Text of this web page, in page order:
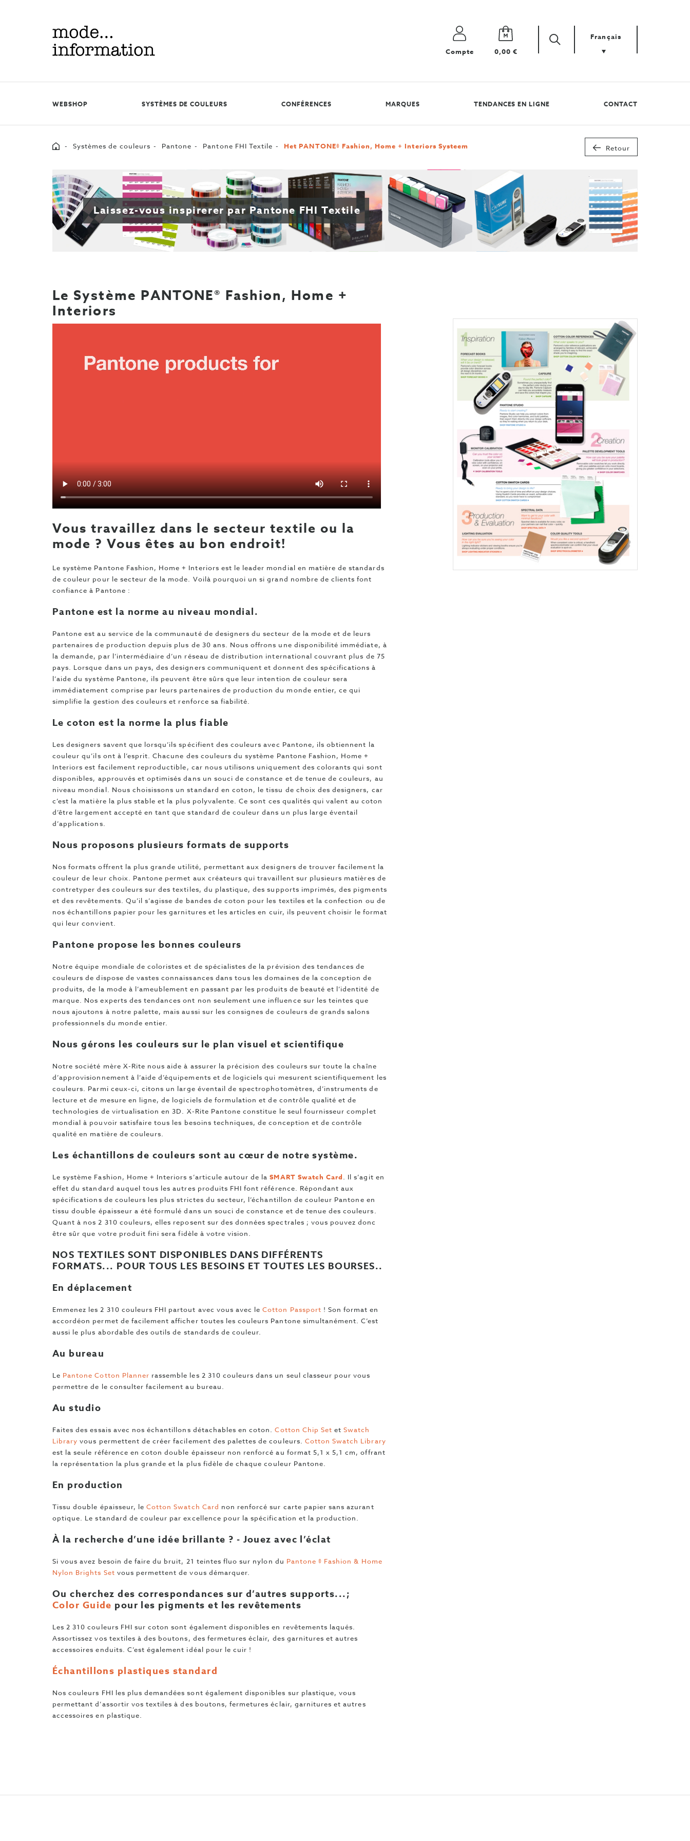
Mode
information
Compte 0,00 €
Cherchez
votre
Zoek Français
WEBSHOP SYSTÈMES DE COULEURS CONFÉRENCES MARQUES TENDANCES EN LIGNE CONTACT
HomeSystèmes de couleurs Pantone Pantone FHI Textile Het PANTONE® Fashion, Home + Interiors Systeem Retour
Laissez-vous inspirerer par Pantone FHI Textile
Le Système PANTONE® Fashion, Home +
Interiors
Vous travaillez dans le secteur textile ou la
mode ? Vous êtes au bon endroit!
Le système Pantone Fashion, Home + Interiors est le leader mondial en matière de standards
de couleur pour le secteur de la mode. Voilà pourquoi un si grand nombre de clients font
confiance à Pantone :
Pantone est la norme au niveau mondial.
Pantone est au service de la communauté de designers du secteur de la mode et de leurs
partenaires de production depuis plus de 30 ans. Nous offrons une disponibilité immédiate, à
la demande, par l’intermédiaire d’un réseau de distribution international couvrant plus de 75
pays. Lorsque dans un pays, des designers communiquent et donnent des spécifications à
l’aide du système Pantone, ils peuvent être sûrs que leur intention de couleur sera
immédiatement comprise par leurs partenaires de production du monde entier, ce qui
simplifie la gestion des couleurs et renforce sa fiabilité.
Le coton est la norme la plus fiable
Les designers savent que lorsqu’ils spécifient des couleurs avec Pantone, ils obtiennent la
couleur qu’ils ont à l’esprit. Chacune des couleurs du système Pantone Fashion, Home +
Interiors est facilement reproductible, car nous utilisons uniquement des colorants qui sont
disponibles, approuvés et optimisés dans un souci de constance et de tenue de couleurs, au
niveau mondial. Nous choisissons un standard en coton, le tissu de choix des designers, car
c’est la matière la plus stable et la plus polyvalente. Ce sont ces qualités qui valent au coton
d’être largement accepté en tant que standard de couleur dans un plus large éventail
d’applications.
Nous proposons plusieurs formats de supports
Nos formats offrent la plus grande utilité, permettant aux designers de trouver facilement la
couleur de leur choix. Pantone permet aux créateurs qui travaillent sur plusieurs matières de
contretyper des couleurs sur des textiles, du plastique, des supports imprimés, des pigments
et des revêtements. Qu’il s’agisse de bandes de coton pour les textiles et la confection ou de
nos échantillons papier pour les garnitures et les articles en cuir, ils peuvent choisir le format
qui leur convient.
Pantone propose les bonnes couleurs
Notre équipe mondiale de coloristes et de spécialistes de la prévision des tendances de
couleurs de dispose de vastes connaissances dans tous les domaines de la conception de
produits, de la mode à l’ameublement en passant par les produits de beauté et l’identité de
marque. Nos experts des tendances ont non seulement une influence sur les teintes que
nous ajoutons à notre palette, mais aussi sur les consignes de couleurs de grands salons
professionnels du monde entier.
Nous gérons les couleurs sur le plan visuel et scientifique
Notre société mère X-Rite nous aide à assurer la précision des couleurs sur toute la chaîne
d’approvisionnement à l’aide d’équipements et de logiciels qui mesurent scientifiquement les
couleurs. Parmi ceux-ci, citons un large éventail de spectrophotomètres, d’instruments de
lecture et de mesure en ligne, de logiciels de formulation et de contrôle qualité et de
technologies de virtualisation en 3D. X-Rite Pantone constitue le seul fournisseur complet
mondial à pouvoir satisfaire tous les besoins techniques, de conception et de contrôle
qualité en matière de couleurs.
Les échantillons de couleurs sont au cœur de notre système.
Le système Fashion, Home + Interiors s’articule autour de laSMART Swatch Card. Il s’agit en
effet du standard auquel tous les autres produits FHI font référence. Répondant aux
spécifications de couleurs les plus strictes du secteur, l’échantillon de couleur Pantone en
tissu double épaisseur a été formulé dans un souci de constance et de tenue des couleurs.
Quant à nos 2 310 couleurs, elles reposent sur des données spectrales ; vous pouvez donc
être sûr que votre produit fini sera fidèle à votre vision.
NOS TEXTILES SONT DISPONIBLES DANS DIFFÉRENTS
FORMATS... POUR TOUS LES BESOINS ET TOUTES LES BOURSES..
En déplacement
Emmenez les 2 310 couleurs FHI partout avec vous avec leCotton Passport ! Son format en
accordéon permet de facilement afficher toutes les couleurs Pantone simultanément. C’est
aussi le plus abordable des outils de standards de couleur.
Au bureau
Le Pantone Cotton Planner rassemble les 2 310 couleurs dans un seul classeur pour vous
permettre de le consulter facilement au bureau.
Au studio
Faites des essais avec nos échantillons détachables en coton.Cotton Chip Set etSwatch
Library vous permettent de créer facilement des palettes de couleurs. Cotton Swatch Library
est la seule référence en coton double épaisseur non renforcé au format 5,1 x 5,1 cm, offrant
la représentation la plus grande et la plus fidèle de chaque couleur Pantone.
En production
Tissu double épaisseur, leCotton Swatch Card non renforcé sur carte papier sans azurant
optique. Le standard de couleur par excellence pour la spécification et la production.
À la recherche d’une idée brillante ? - Jouez avec l’éclat
Si vous avez besoin de faire du bruit, 21 teintes fluo sur nylon du Pantone ® Fashion & Home
Nylon Brights Set vous permettent de vous démarquer.
Ou cherchez des correspondances sur d’autres supports...;
Color Guide pour les pigments et les revêtements
Les 2 310 couleurs FHI sur coton sont également disponibles en revêtements laqués.
Assortissez vos textiles à des boutons, des fermetures éclair, des garnitures et autres
accessoires enduits. C’est également idéal pour le cuir !
Échantillons plastiques standard
Nos couleurs FHI les plus demandées sont également disponibles sur plastique, vous
permettant d’assortir vos textiles à des boutons, fermetures éclair, garnitures et autres
accessoires en plastique.